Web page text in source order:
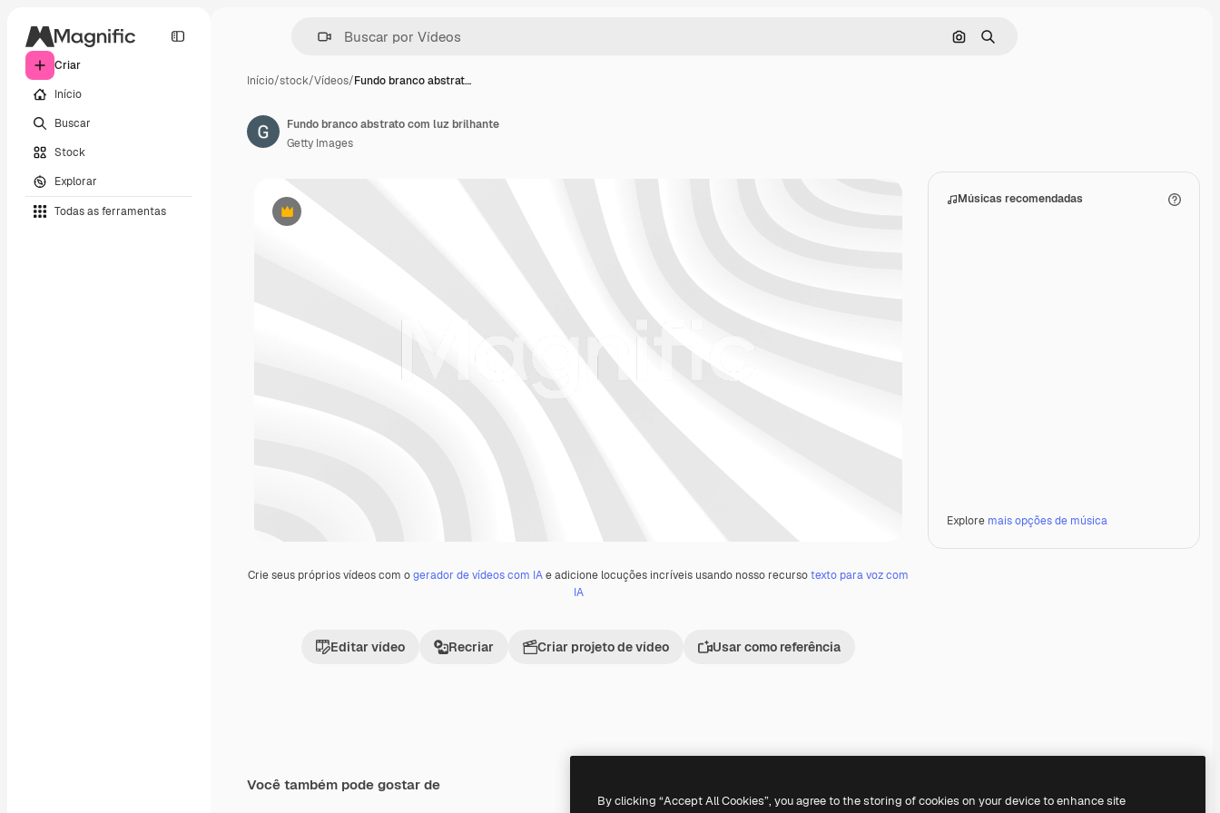
Criar
Início
Buscar
Stock
Explorar
Todas as ferramentas
Pesquisar por imagem
Buscar
Início/stock/Vídeos/Fundo branco abstrat…
Premium
Crie seus próprios vídeos com ogerador de vídeos com IAe adicione locuções incríveis usando nosso recursotexto para voz com
IA
Editar vídeo Recriar Criar projeto de vídeo Usar como referência
Músicas recomendadas
Explore mais opções de música
Fundo branco abstrato com luz brilhante
Getty Images
Você também pode gostar de
Premium
Premium Premium
Premium
By clicking “Accept All Cookies”, you agree to the storing of cookies on your device to enhance site